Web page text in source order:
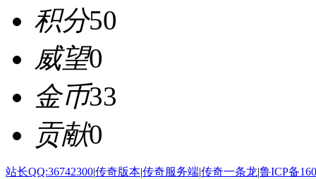
积分50
威望0
金币33
贡献0
站长QQ:36742300|传奇版本|传奇服务端|传奇一条龙|鲁ICP备